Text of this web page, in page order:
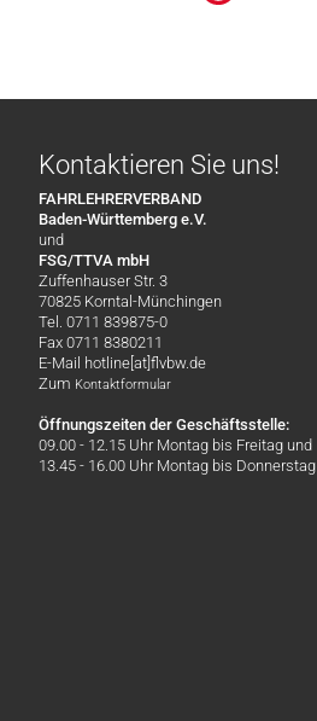
Kontaktieren Sie uns!
FAHRLEHRERVERBAND
Baden-Württemberg e.V.
und
FSG/TTVA mbH
Zuffenhauser Str. 3
70825 Korntal-Münchingen
Tel. 0711 839875-0
Fax 0711 8380211
E-Mail hotline[at]flvbw.de
Zum Kontaktformular
Öffnungszeiten der Geschäftsstelle:
09.00 - 12.15 Uhr Montag bis Freitag und
13.45 - 16.00 Uhr Montag bis Donnerstag